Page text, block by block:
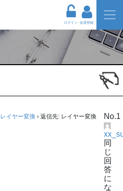
ログイン 会員登録
レイヤー変換 › 返信先: レイヤー変換 No.1
同
じ
回
答
に
な